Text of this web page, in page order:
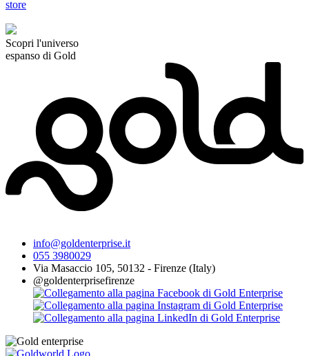
store
Scopri l'universo
espanso di Gold
info@goldenterprise.it
055 3980029
Via Masaccio 105, 50132 - Firenze (Italy)
@goldenterprisefirenze